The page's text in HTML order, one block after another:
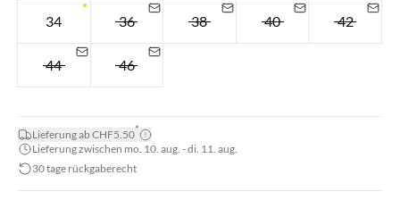
34 36 38 40 42
44 46
Lieferung ab CHF5.50*
Lieferung zwischen mo. 10. aug. - di. 11. aug.
30 tage rückgaberecht